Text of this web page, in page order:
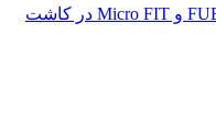
مقایسه روش‌های FUE، FUT، SUT و Micro FIT در کاشت